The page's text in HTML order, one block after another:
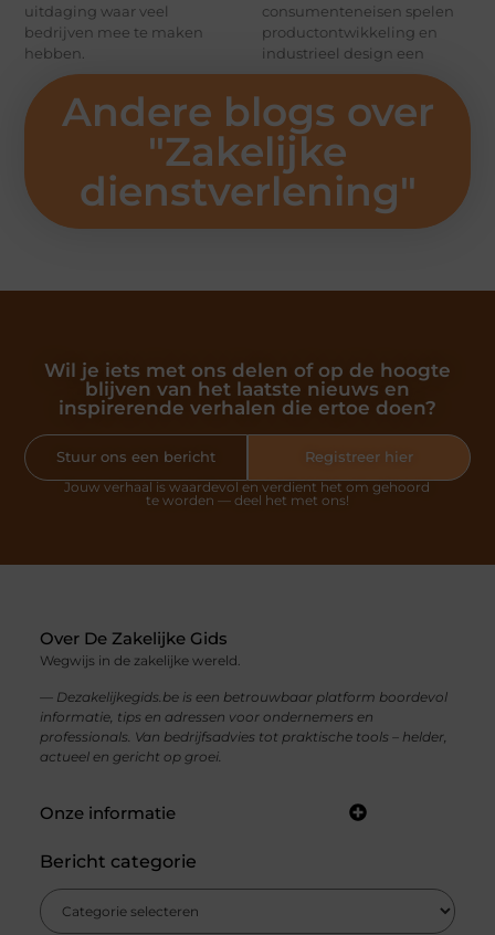
uitdaging waar veel
bedrijven mee te maken
hebben.
consumenteneisen spelen
productontwikkeling en
industrieel design een
Andere blogs over
"Zakelijke
dienstverlening"
Wil je iets met ons delen of op de hoogte
blijven van het laatste nieuws en
inspirerende verhalen die ertoe doen?
Stuur ons een bericht
Registreer hier
Jouw verhaal is waardevol en verdient het om gehoord
te worden — deel het met ons!
Over De Zakelijke Gids
Wegwijs in de zakelijke wereld.
— Dezakelijkegids.be is een betrouwbaar platform boordevol
informatie, tips en adressen voor ondernemers en
professionals. Van bedrijfsadvies tot praktische tools – helder,
actueel en gericht op groei.
Onze informatie
Bericht categorie